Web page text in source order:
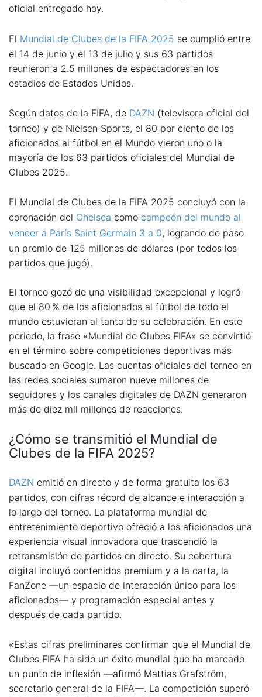
oficial entregado hoy.
El Mundial de Clubes de la FIFA 2025 se cumplió entre
el 14 de junio y el 13 de julio y sus 63 partidos
reunieron a 2.5 millones de espectadores en los
estadios de Estados Unidos.
Según datos de la FIFA, de DAZN (televisora oficial del
torneo) y de Nielsen Sports, el 80 por ciento de los
aficionados al fútbol en el Mundo vieron uno o la
mayoría de los 63 partidos oficiales del Mundial de
Clubes 2025.
El Mundial de Clubes de la FIFA 2025 concluyó con la
coronación del Chelsea como campeón del mundo al
vencer a París Saint Germain 3 a 0, logrando de paso
un premio de 125 millones de dólares (por todos los
partidos que jugó).
El torneo gozó de una visibilidad excepcional y logró
que el 80 % de los aficionados al fútbol de todo el
mundo estuvieran al tanto de su celebración. En este
periodo, la frase «Mundial de Clubes FIFA» se convirtió
en el término sobre competiciones deportivas más
buscado en Google. Las cuentas oficiales del torneo en
las redes sociales sumaron nueve millones de
seguidores y los canales digitales de DAZN generaron
más de diez mil millones de reacciones.
¿Cómo se transmitió el Mundial de
Clubes de la FIFA 2025?
DAZN emitió en directo y de forma gratuita los 63
partidos, con cifras récord de alcance e interacción a
lo largo del torneo. La plataforma mundial de
entretenimiento deportivo ofreció a los aficionados una
experiencia visual innovadora que trascendió la
retransmisión de partidos en directo. Su cobertura
digital incluyó contenidos premium y a la carta, la
FanZone —un espacio de interacción único para los
aficionados— y programación especial antes y
después de cada partido.
«Estas cifras preliminares confirman que el Mundial de
Clubes FIFA ha sido un éxito mundial que ha marcado
un punto de inflexión —afirmó Mattias Grafström,
secretario general de la FIFA—. La competición superó